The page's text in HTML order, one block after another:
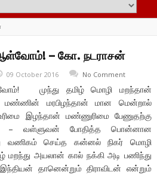
ஆள்வோம்! – கோ. நடராசன்
09 October 2016 No Comment
முந்து தமிழ் மொழி மறந்தான்
மண்ணின் மரபிழந்தான் மான மென்றால்
இழந்தான் மண்ணுரிமை பேணுதற்கு
– வள்ளுவன் போதித்த பொன்னான
வணிகம் செய்த கன்னல் நிகர் மொழி
அயலான் கால் நக்கி அடி பணிந்து
தானென்றும் திராவிடன் என்றும்